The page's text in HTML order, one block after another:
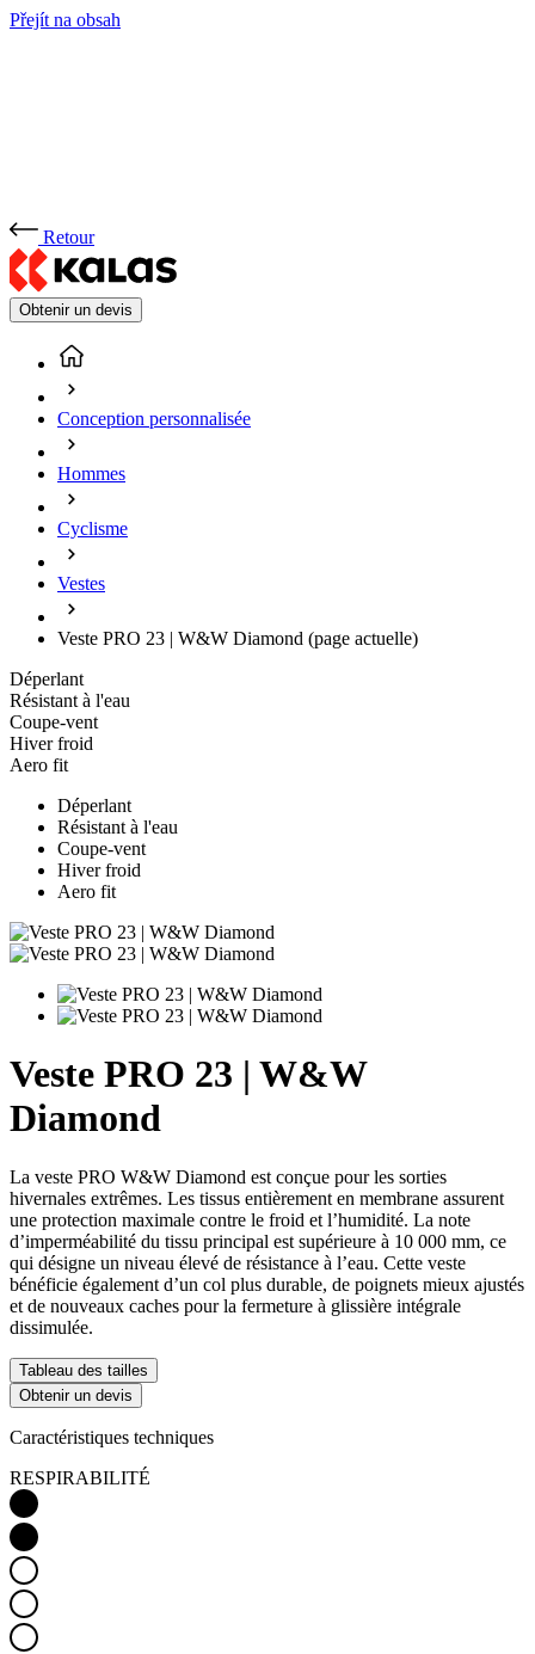
Přejít na obsah
Retour
Obtenir un devis
Conception personnalisée
Hommes
Cyclisme
Vestes
Veste PRO 23 | W&W Diamond (page actuelle)
Déperlant
Résistant à l'eau
Coupe-vent
Hiver froid
Aero fit
Déperlant
Résistant à l'eau
Coupe-vent
Hiver froid
Aero fit
Veste PRO 23 | W&W
Diamond
La veste PRO W&W Diamond est conçue pour les sorties
hivernales extrêmes. Les tissus entièrement en membrane assurent
une protection maximale contre le froid et l’humidité. La note
d’imperméabilité du tissu principal est supérieure à 10 000 mm, ce
qui désigne un niveau élevé de résistance à l’eau. Cette veste
bénéficie également d’un col plus durable, de poignets mieux ajustés
et de nouveaux caches pour la fermeture à glissière intégrale
dissimulée.
Tableau des tailles
Obtenir un devis
Caractéristiques techniques
RESPIRABILITÉ